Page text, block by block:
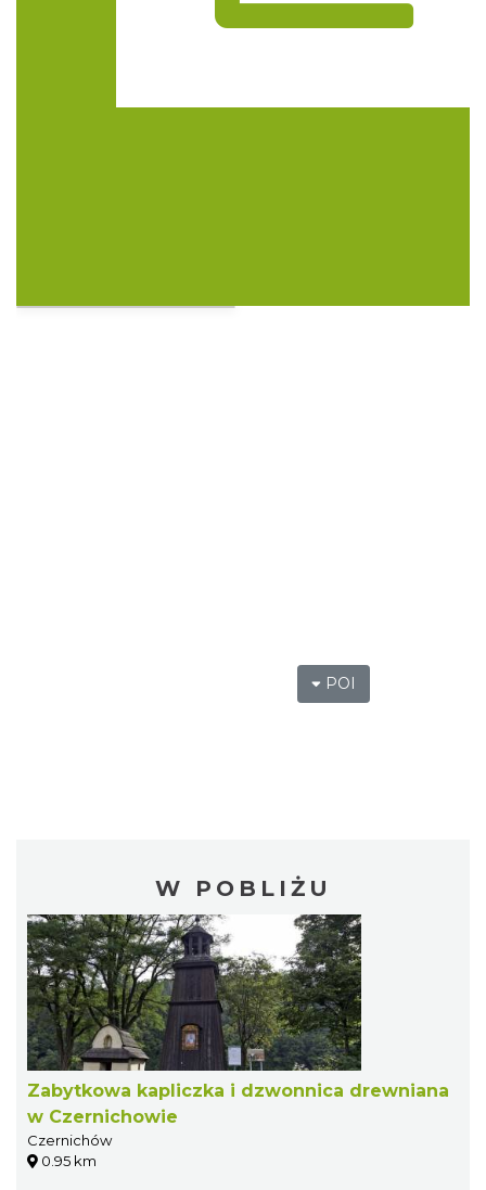
POI
W POBLIŻU
Zabytkowa kapliczka i dzwonnica drewniana
w Czernichowie
Czernichów
0.95 km